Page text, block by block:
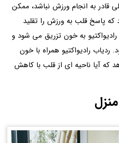
قادر به انجام ورزش نباشد، ممکن
که پاسخ قلب به ورزش را تقلید
به خون تزریق می شود و
رادیواکتیو همراه با خون
که آیا ناحیه ای از قلب با کاهش